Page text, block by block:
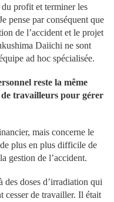
du profit et terminer les
pense par conséquent que
de l’accident et le projet
Daiichi ne sont
ad hoc spécialisée.
reste la même
de travailleurs pour gérer
mais concerne le
plus en plus difficile de
gestion de l’accident.
des doses d’irradiation qui
cesser de travailler. Il était